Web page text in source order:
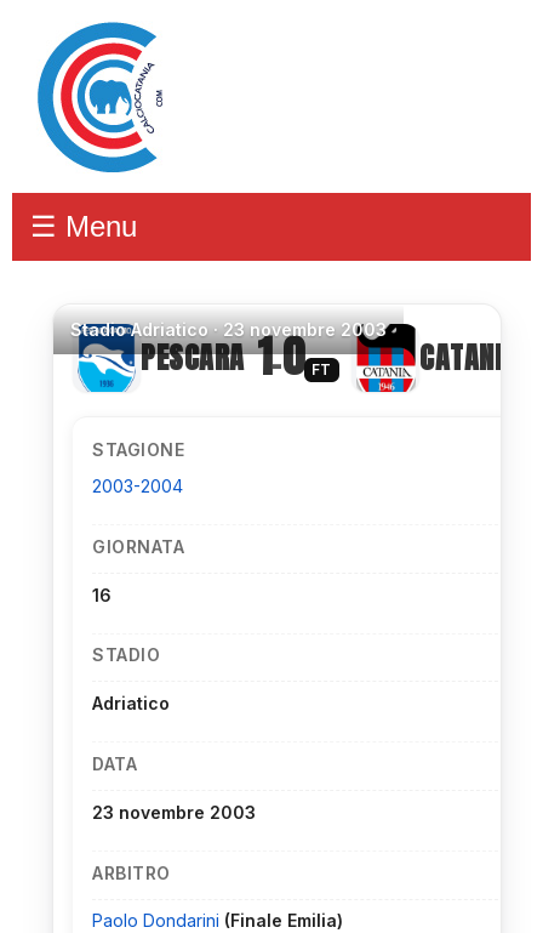
☰ Menu
StadioAdriatico ·23 novembre 2003
PESCARA 1–0 FT CATANIA
STAGIONE
2003-2004
GIORNATA
16
STADIO
Adriatico
DATA
23 novembre 2003
ARBITRO
Paolo Dondarini (Finale Emilia)